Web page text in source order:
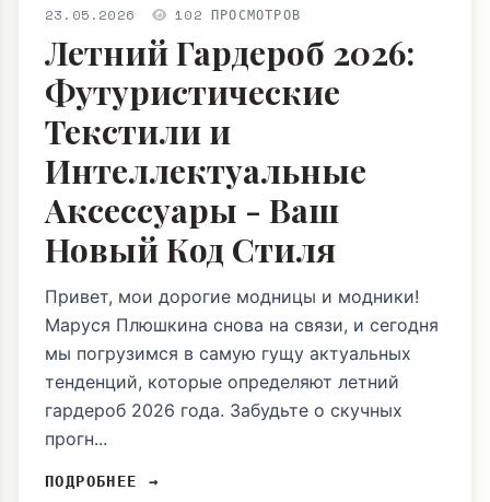
23.05.2026 102 ПРОСМОТРОВ
Летний Гардероб 2026:
Футуристические
Текстили и
Интеллектуальные
Аксессуары - Ваш
Новый Код Стиля
Привет, мои дорогие модницы и модники!
Маруся Плюшкина снова на связи, и сегодня
мы погрузимся в самую гущу актуальных
тенденций, которые определяют летний
гардероб 2026 года. Забудьте о скучных
прогн...
ПОДРОБНЕЕ →